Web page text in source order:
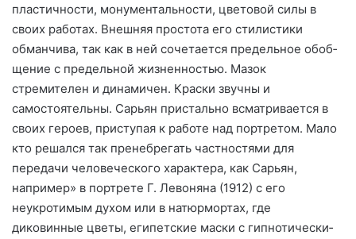
пластичности, монумен­тальности, цветовой силы в
своих работах. Внешняя простота его стилистики
обманчива, так как в ней сочетается предельное обоб­
щение с предельной жизненностью. Мазок
стремителен и динамичен. Краски звучны и
самостоятельны. Сарьян пристально всматривается в
своих героев, приступая к рабо­те над портретом. Мало
кто ре­шался так пренебрегать частностя­ми для
передачи человеческого характера, как Сарьян,
например» в портрете Г. Левоняна (1912) с его
неукротимым духом или в на­тюрмортах, где
диковинные цветы, египетские маски с гипнотически­